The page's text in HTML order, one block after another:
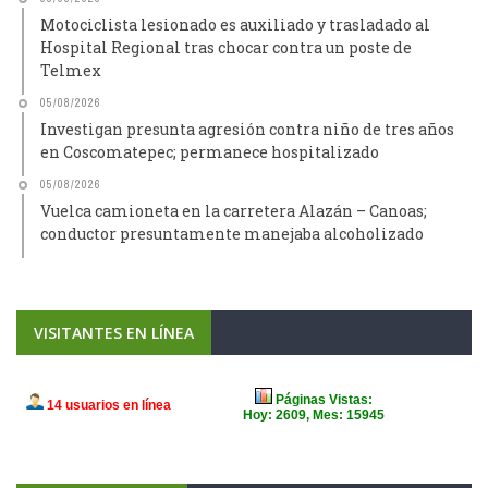
Motociclista lesionado es auxiliado y trasladado al
Hospital Regional tras chocar contra un poste de
Telmex
05/08/2026
Investigan presunta agresión contra niño de tres años
en Coscomatepec; permanece hospitalizado
05/08/2026
Vuelca camioneta en la carretera Alazán – Canoas;
conductor presuntamente manejaba alcoholizado
VISITANTES EN LÍNEA